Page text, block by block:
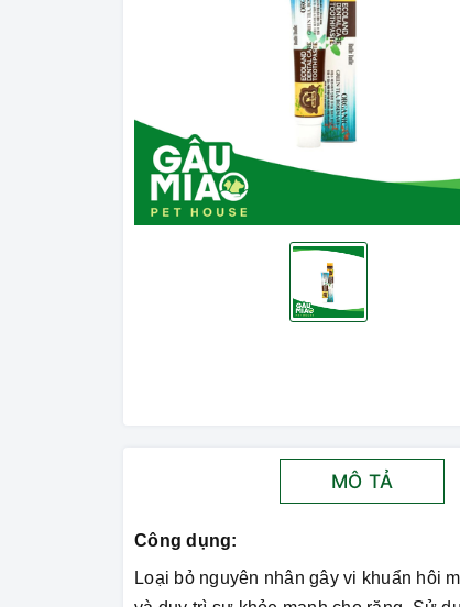
MÔ TẢ
Công dụng:
Loại bỏ nguyên nhân gây vi khuẩn hôi